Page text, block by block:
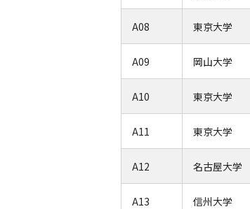
A08 東京大学
A09 岡山大学
A10 東京大学
A11 東京大学
A12 名古屋大学
A13 信州大学